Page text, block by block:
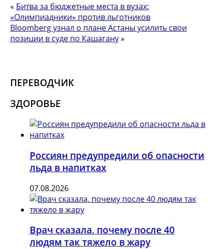
« Битва за бюджетные места в вузах:
«Олимпиадники» против льготников
Bloomberg узнал о плане Астаны усилить свои
позиции в суде по Кашагану»
ПЕРЕВОДЧИК
ЗДОРОВЬЕ
Россиян предупредили об опасности
льда в напитках
07.08.2026
Врач сказала, почему после 40
людям так тяжело в жару